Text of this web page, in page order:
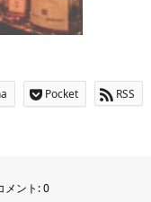
Pocket RSS
メント:0